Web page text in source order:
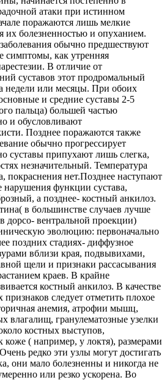
атаки при истинном
поражаются лишь мелкие
их болезненностью и опуханием.
обычно предшествуют
симптомы, как утренняя
В отличие от
суставов этот продромальный
недели или месяцы. При обоих
и средние суставы 2-5
пальца) большей частью
и обусловливают
Позднее поражаются также
обычно прогрессирует
суставы припухают лишь слегка,
незначительный. Температура
нет.Позднее наступают
нарушения функции сустава,
а позднее- костный анкилоз.
в большинстве случаев лучше
дорсо- вентральной проекции)
эволюцию: первоначально
поздних стадиях- диффузное
вблизи края, подвывихами,
щели и признаки рассасывания
краев. В крайне
костный анкилоз. В качестве
следует отметить плохое
анемия, атрофии мышц,
влагалищ, гранулематозные узелки
костных выступов,
коже ( например, у локтя), размерами
редко эти узлы могут достигать
они мало болезненны и никогда не
или резко ускорена. Во